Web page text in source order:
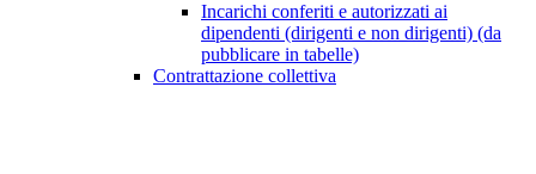
Incarichi conferiti e autorizzati ai
dipendenti (dirigenti e non dirigenti) (da
pubblicare in tabelle)
Contrattazione collettiva